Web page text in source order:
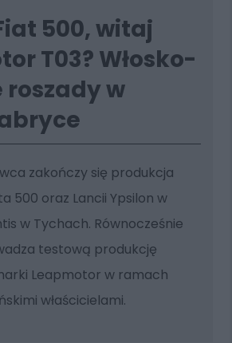
500, witaj
T03? Włosko-
roszady w
zakończy się produkcja
500 oraz Lancii Ypsilon w
w Tychach. Równocześnie
testową produkcję
Leapmotor w ramach
właścicielami.